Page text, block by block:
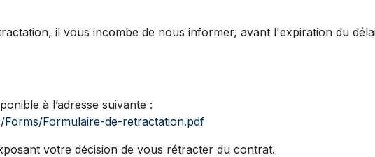
il vous incombe de nous informer, avant l'expiration du délai
à l’adresse suivante :
Formulaire-de-retractation.pdf
votre décision de vous rétracter du contrat.